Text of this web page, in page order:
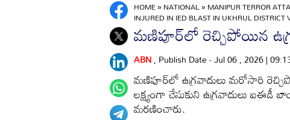
HOME»NATIONAL»MANIPUR TERROR
INJURED IN IED BLAST IN UKHRUL DISTRICT
మణిపూర్‌లో రెచ్చిపోయిన
ABN, Publish Date - Jul 06 , 2026 |
మణిపూర్‌లో ఉగ్రవాదులు మరోసారి
లక్ష్యంగా చేసుకుని ఉగ్రవాదులు ఐఈడీ
మరణించారు.